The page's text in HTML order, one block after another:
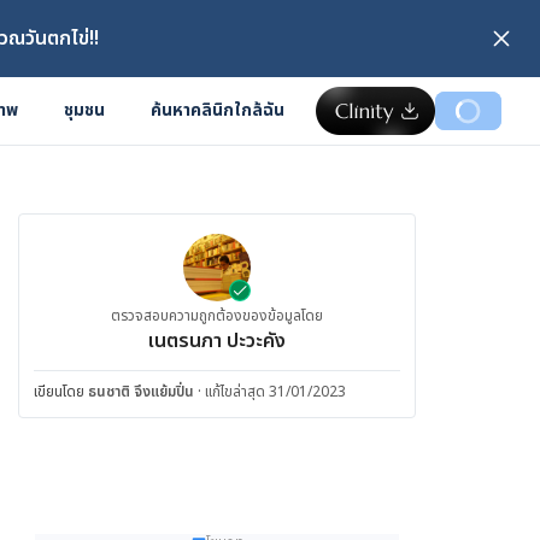
ณวันตกไข่!!
พ ชุมชน ค้นหาคลินิกใกล้ฉัน
ตรวจสอบความถูกต้องของข้อมูลโดย
เนตรนภา ปะวะคัง
เขียนโดย ธนชาติ จึงแย้มปิ่น · แก้ไขล่าสุด 31/01/2023